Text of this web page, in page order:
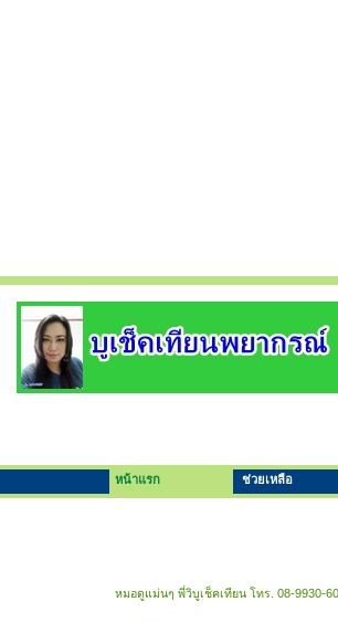
หน้าแรก ช่วยเหลือ
หมอดูแม่นๆ พี่วิบูเช็คเทียน โทร. 08-9930-